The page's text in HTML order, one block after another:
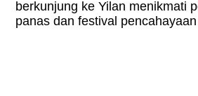
berkunjung ke Yilan menikmati
panas dan festival